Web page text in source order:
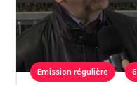
Emission régulière